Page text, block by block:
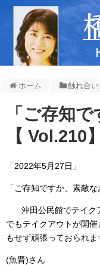
ホーム 触れ合
「ご存知
【 Vol.210】
「2022年5月27日」
「ご存知ですか、素敵な
沖田公民館でテイク
でもテイクアウトが開
もせず頑張っておられま
(魚晋)さん